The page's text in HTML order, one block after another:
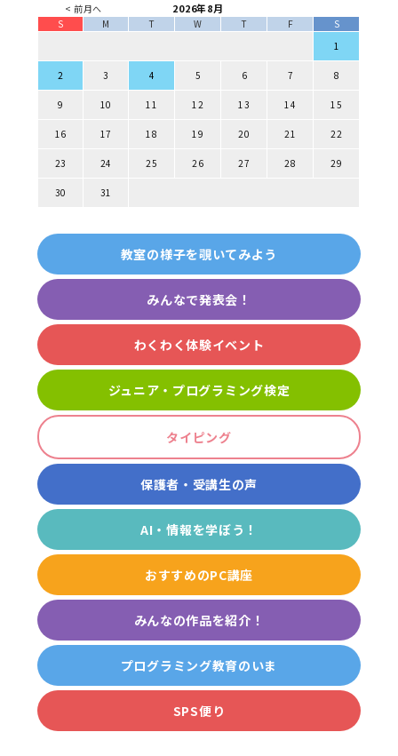
< 前月へ 2026年8月
S M T W T F
S
1
2 3 4 5 6 7 8
9 10 11 12 13 14 15
16 17 18 19 20 21 22
23 24 25 26 27 28 29
30 31
教室の様子を覗いてみよう
みんなで発表会！
わくわく体験イベント
ジュニア・プログラミング検定
タイピング
保護者・受講生の声
AI・情報を学ぼう！
おすすめのPC講座
みんなの作品を紹介！
プログラミング教育のいま
SPS便り